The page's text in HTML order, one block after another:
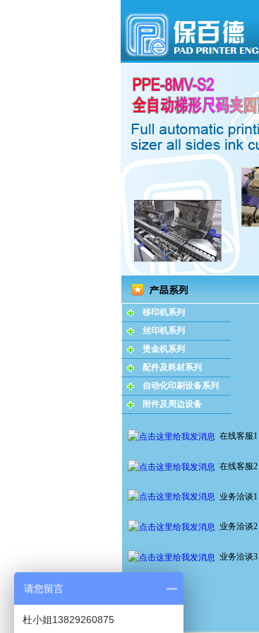
移印机系列
丝印机系列
烫金机系列
配件及耗材系列
自动化印刷设备系列
附件及周边设备
在线客服1
在线客服2
业务洽谈1
业务洽谈2
业务洽谈3
请您留言
杜小姐13829260875